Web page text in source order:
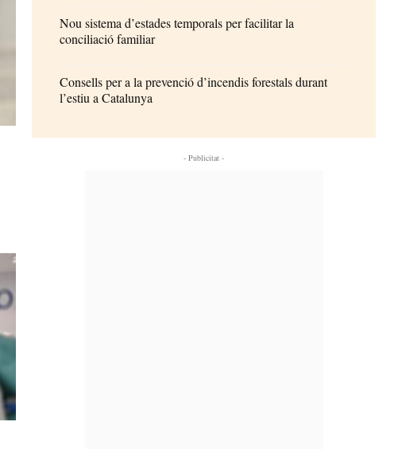
Nou sistema d’estades temporals per facilitar la
conciliació familiar
Consells per a la prevenció d’incendis forestals durant
l’estiu a Catalunya
- Publicitat -